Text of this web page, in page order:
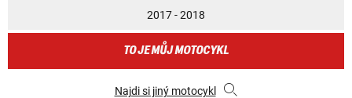
2017 - 2018
TO JE MŮJ MOTOCYKL
Najdi si jiný motocykl